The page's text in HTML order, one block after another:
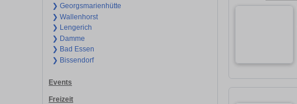
❯ Georgsmarienhütte
❯ Wallenhorst
❯ Lengerich
❯ Damme
❯ Bad Essen
❯ Bissendorf
Events
Freizeit